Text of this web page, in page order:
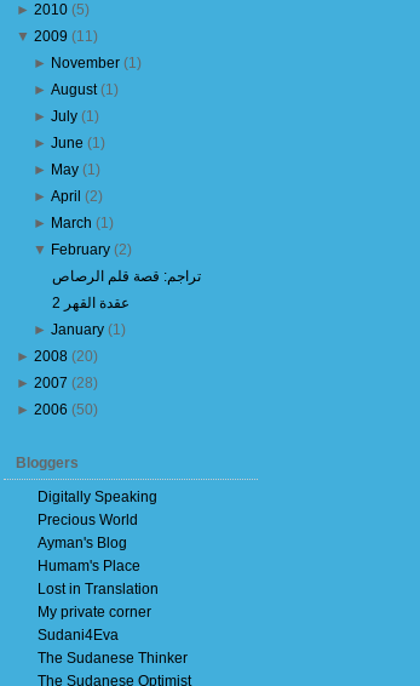
► 2010 (5)
▼ 2009 (11)
► November (1)
►August(1)
►July (1)
►June (1)
► May (1)
►April (2)
► March (1)
▼ February (2)
تراجم: قصة قلم الرصاص
عقدة القهر 2
►January (1)
► 2008 (20)
► 2007 (28)
► 2006 (50)
Bloggers
Digitally Speaking
Precious World
Ayman's Blog
Humam's Place
Lost in Translation
My private corner
Sudani4Eva
The Sudanese Thinker
The Sudanese Optimist